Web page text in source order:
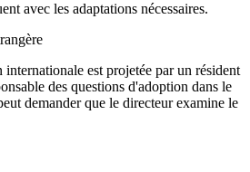
avec les adaptations nécessaires.
est projetée par un résident
des questions d'adoption dans le
demander que le directeur examine le